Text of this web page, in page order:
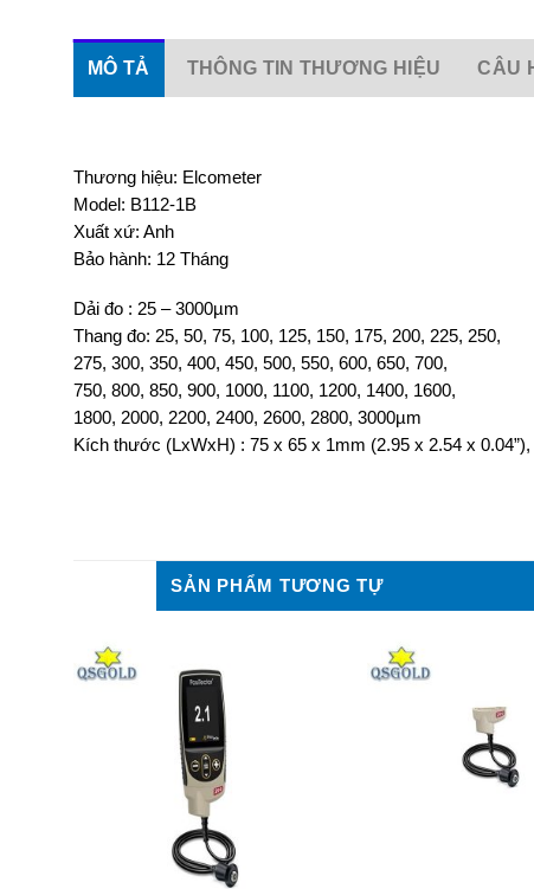
MÔ TẢ THÔNG TIN THƯƠNG HIỆU CÂU
Thương hiệu: Elcometer
Model: B112-1B
Xuất xứ: Anh
Bảo hành: 12 Tháng
Dải đo : 25 – 3000µm
Thang đo: 25, 50, 75, 100, 125, 150, 175, 200, 225, 250,
275, 300, 350, 400, 450, 500, 550, 600, 650, 700,
750, 800, 850, 900, 1000, 1100, 1200, 1400, 1600,
1800, 2000, 2200, 2400, 2600, 2800, 3000µm
Kích thước (LxWxH) : 75 x 65 x 1mm (2.95 x 2.54 x 0.04”),
SẢN PHẨM TƯƠNG TỰ